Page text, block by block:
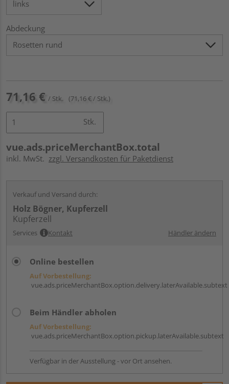
Abdeckung
71,16 € / Stk. (71,16 € / Stk.)
Stk.
vue.ads.priceMerchantBox.total
inkl. MwSt. zzgl. Versandkosten für Paketdienst
Verkauf und Versand durch:
Holz Bögner, Kupferzell
Kupferzell
Services Kontakt Händler ändern
Online bestellen
Auf Vorbestellung:
vue.ads.priceMerchantBox.option.delivery.laterAvailable.subtext
Beim Händler abholen
Auf Vorbestellung:
vue.ads.priceMerchantBox.option.pickup.laterAvailable.subtext
Verfügbar in der Ausstellung - vor Ort ansehen.